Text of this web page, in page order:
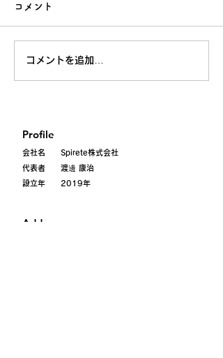
コメント
コメントを追加…
Profile
会社名 Spirete株式会社
代表者 渡邊 康治
設立年 2019年
Address